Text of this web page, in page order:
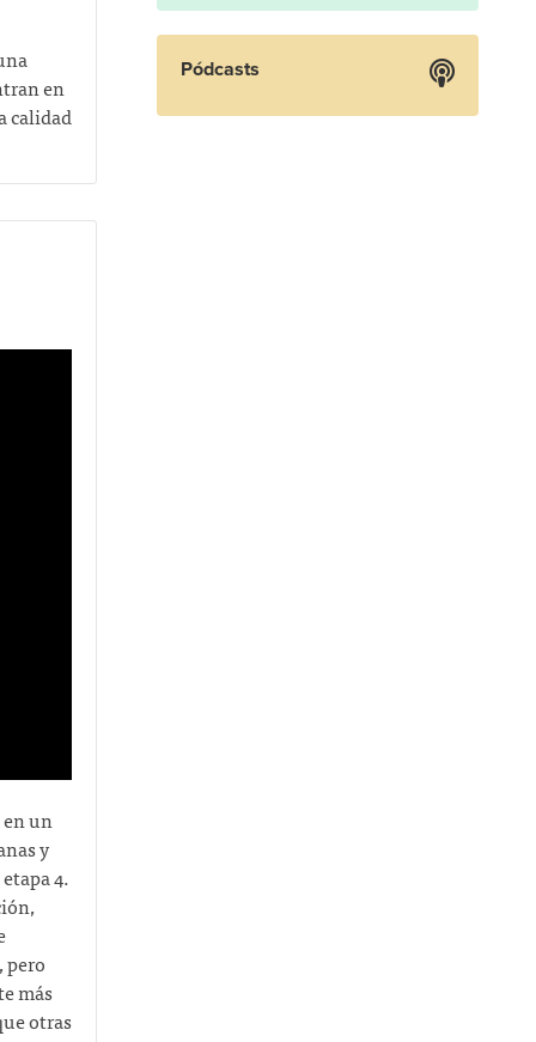
en
calidad
un
y
4.
pero
más
otras
Pódcasts